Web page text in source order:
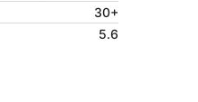
30+
5.6